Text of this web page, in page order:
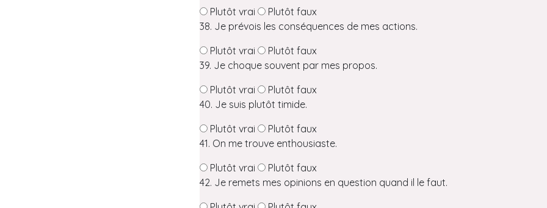
Plutôt vrai
Plutôt faux
38. Je prévois les conséquences de mes actions.
Plutôt vrai
Plutôt faux
39. Je choque souvent par mes propos.
Plutôt vrai
Plutôt faux
40. Je suis plutôt timide.
Plutôt vrai
Plutôt faux
41. On me trouve enthousiaste.
Plutôt vrai
Plutôt faux
42. Je remets mes opinions en question quand il le faut.